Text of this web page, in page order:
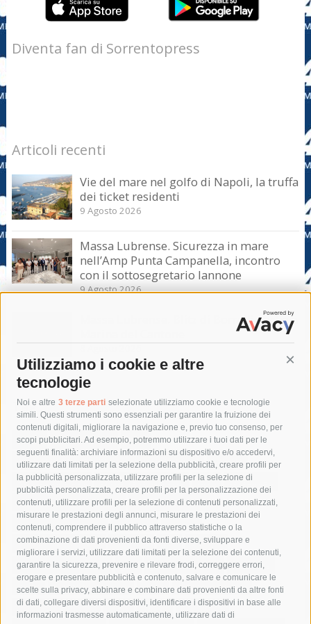
Utilizziamo i cookie e altre
tecnologie
Noi e altre 3 terze parti selezionate utilizziamo cookie e tecnologie
simili. Questi strumenti sono essenziali per garantire la fruizione dei
contenuti digitali, migliorare la navigazione e, previo tuo consenso, per
scopi pubblicitari. Ad esempio, potremmo utilizzare i tuoi dati per le
seguenti finalità: archiviare informazioni su dispositivo e/o accedervi,
utilizzare dati limitati per la selezione della pubblicità, creare profili per
la pubblicità personalizzata, utilizzare profili per la selezione di
pubblicità personalizzata, creare profili per la personalizzazione dei
contenuti, utilizzare profili per la selezione di contenuti personalizzati,
misurare le prestazioni degli annunci, misurare le prestazioni dei
contenuti, comprendere il pubblico attraverso statistiche o la
combinazione di dati provenienti da fonti diverse, sviluppare e
migliorare i servizi, utilizzare dati limitati per la selezione dei contenuti,
garantire la sicurezza, prevenire e rilevare frodi, correggere errori,
erogare e presentare pubblicità e contenuto, salvare e comunicare le
scelte sulla privacy, abbinare e combinare dati provenienti da altre fonti
di dati, collegare diversi dispositivi, identificare i dispositivi in base alle
informazioni trasmesse automaticamente, utilizzare dati di
Diventa fan di Sorrentopress
Articoli recenti
Vie del mare nel golfo di Napoli, la truffa
dei ticket residenti
9 Agosto 2026
Massa Lubrense. Sicurezza in mare
nell’Amp Punta Campanella, incontro
con il sottosegretario Iannone
9 Agosto 2026
Massa Lubrense. Blitz di Borrelli anche a
Tag
acqua allerta meteo
anas
area marina protetta di punta campanella
arresto
Asl Napoli 3 sud
capitaneria di porto capri
carabinieri
castellammare di stabia
circumvesuviana
comune di sorrento
concerto
contagi
costiera amalfitana
covid-19 eav
elezioni
fondazione sorrento
gori guardia costiera
incidente
lavori
lorenzo balducelli mare
massa lubrense
massimo coppola
Meta napoli
ordinanza